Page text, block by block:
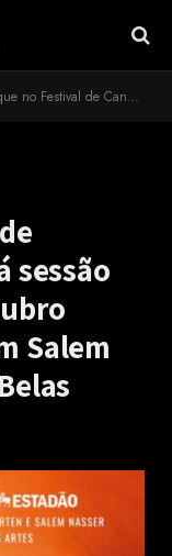
terá sessão gratuita em 30 de outubro seguida de debate com Salem Nasser no Cine Petra Belas Artes
sessão
Salem